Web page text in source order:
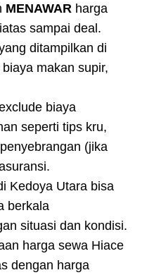
MENAWAR harga
sampai deal.
ditampilkan di
makan supir,
biaya
seperti tips kru,
(jika
Kedoya Utara bisa
berkala
situasi dan kondisi.
harga sewa Hiace
dengan harga